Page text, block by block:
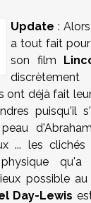
Update :
a tout fait
son film
ont déjà fait
puisqu'il
... les clichés
physique
possible
Day-Lewis